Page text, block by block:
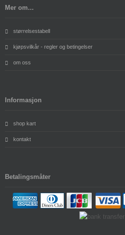
Mer om...
størrelsestabell
kjøpsvilkår - regler og betingelser
om oss
Informasjon
shop kart
kontakt
Betalingsmåter